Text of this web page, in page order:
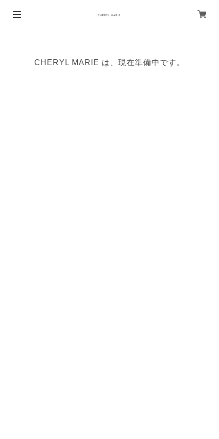
CHERYL MARIE は、現在準備中です。